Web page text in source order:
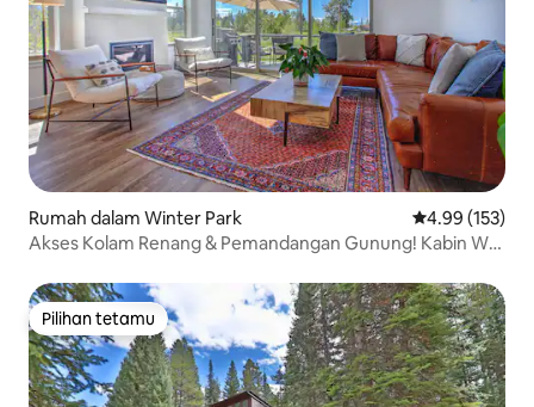
Rumah dalam Winter Park Penarafan
4.99 (153)
Akses Kolam Renang & Pemandangan Gunung! Kabin WP
Pilihan tetamu
Pilihan tetamu